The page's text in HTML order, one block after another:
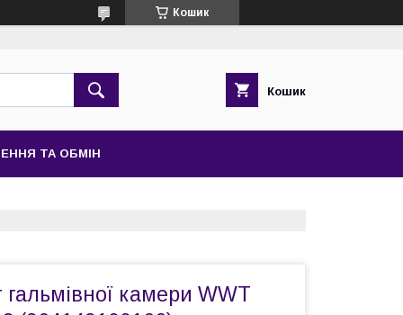
Кошик
Кошик
ТА ОБМІН
камери WWT